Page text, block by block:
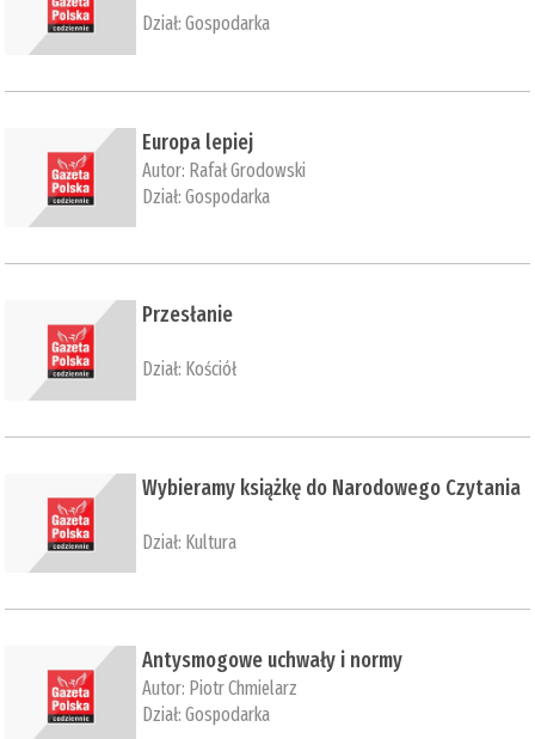
Dział:Gospodarka
Europa lepiej
Autor: Rafał Grodowski
Dział:Gospodarka
Przesłanie
Dział: Kościół
Wybieramy książkę do Narodowego Czytania
Dział: Kultura
Antysmogowe uchwały i normy
Autor: Piotr Chmielarz
Dział:Gospodarka